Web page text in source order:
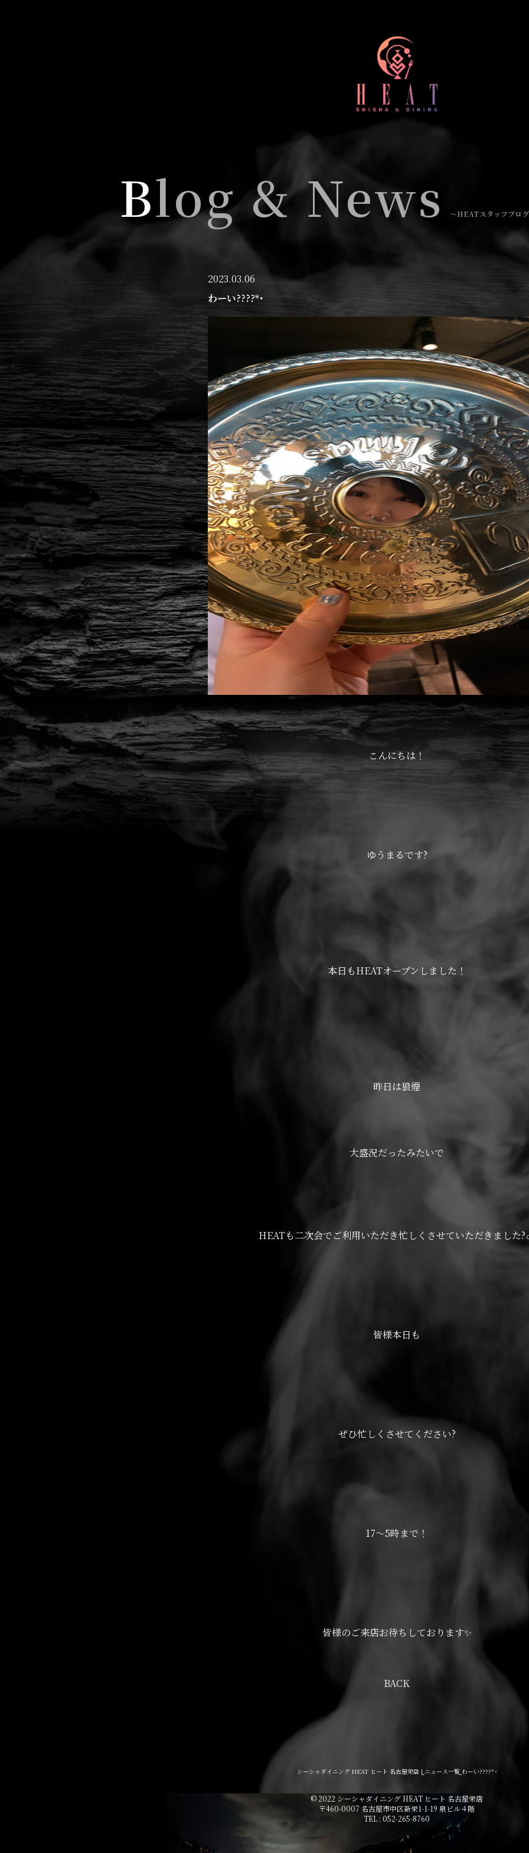
Blog&News 〜HEATスタッフブロ
2023.03.06
わーい????*･
こんにちは！
ゆうまるです?
本日もHEATオープンしました！
昨日は狼煙
大盛況だったみたいで
HEATも二次会でご利用いただき忙しくさせていただきました
皆様本日も
ぜひ忙しくさせてください?
17〜5時まで！
皆様のご来店お待ちしております✨
BACK
シーシャダイニング HEAT ヒート 名古屋栄店 | ニュース一覧 わーい????*･
© 2022 シーシャダイニング HEAT ヒート 名古屋栄店
〒460-0007 名古屋市中区新栄1-1-19 泉ビル４階
TEL : 052-265-8760